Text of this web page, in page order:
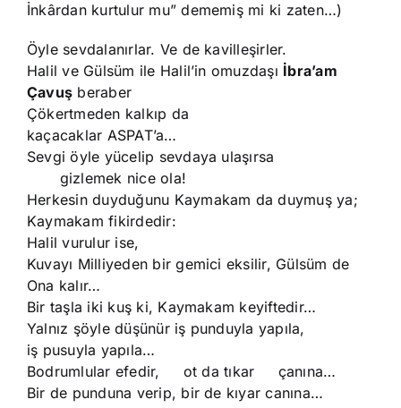
İnkârdan kurtulur mu” dememiş mi ki zaten…)
Öyle sevdalanırlar. Ve de kavilleşirler.
Halil ve Gülsüm ile Halil’in omuzdaşı İbra’am
Çavuş beraber
Çökertmeden kalkıp da
kaçacaklar ASPAT’a…
Sevgi öyle yücelip sevdaya ulaşırsa
gizlemek nice ola!
Herkesin duyduğunu Kaymakam da duymuş ya;
Kaymakam fikirdedir:
Halil vurulur ise,
Kuvayı Milliyeden bir gemici eksilir, Gülsüm de
Ona kalır…
Bir taşla iki kuş ki, Kaymakam keyiftedir…
Yalnız şöyle düşünür iş punduyla yapıla,
iş pusuyla yapıla…
Bodrumlular efedir, ot da tıkar çanına…
Bir de punduna verip, bir de kıyar canına…